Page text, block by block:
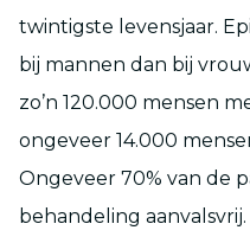
twintigste levensjaar.
bij mannen dan bij
zo’n 120.000 mensen
ongeveer 14.000
Ongeveer 70% van de
behandeling aanvalsvrij.